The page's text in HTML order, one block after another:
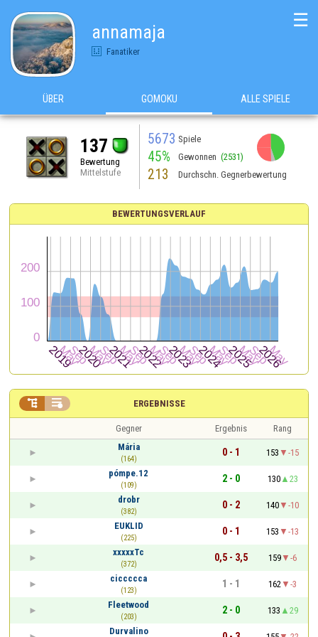
annamaja
Fanatiker
☰
ÜBER GOMOKU ALLE SPIELE
137
Bewertung
Mittelstufe
5673 Spiele
45% Gewonnen (2531)
213 Durchschn. Gegnerbewertung
BEWERTUNGSVERLAUF
ERGEBNISSE
 
Gegner Ergebnis
Rang
Mária
(164)
0 - 1 153
-15
pómpe.12
(109)
2 - 0 130
23
drobr
(382)
0 - 2 140
-10
EUKLID
(225)
0 - 1 153
-13
xxxxxTc
(372)
0,5 - 3,5 159
-6
ciccccca
(123)
1 - 1 162
-3
Fleetwood
(203)
2 - 0 133
29
Durvalino